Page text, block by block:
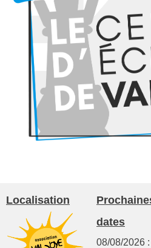
Localisation
dates
08/08/2026 :